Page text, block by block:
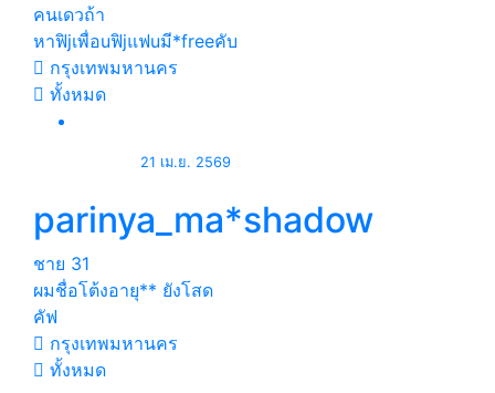
คนเดวถ้า
หาฟิjเพื่อuฟิjแฟuมี*freeคับ
กรุงเทพมหานคร
ทั้งหมด
21 เม.ย. 2569
parinya_ma*shadow
ชาย 31
ผมชื่อโต้งอายุ** ยังโสด
คัฟ
กรุงเทพมหานคร
ทั้งหมด